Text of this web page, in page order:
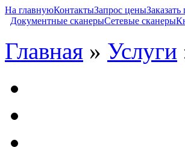
На главнуюКонтактыЗапрос цены
Документные сканерыСетевые сканеры
Главная » Услуги